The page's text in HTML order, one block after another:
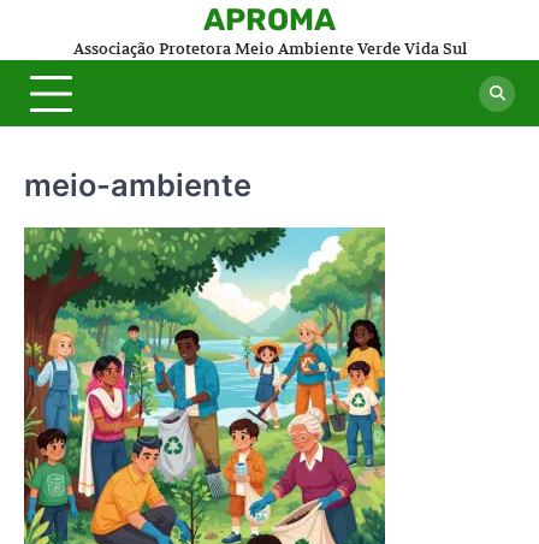
content
APROMA
Associação Protetora Meio Ambiente Verde Vida Sul
meio-ambiente